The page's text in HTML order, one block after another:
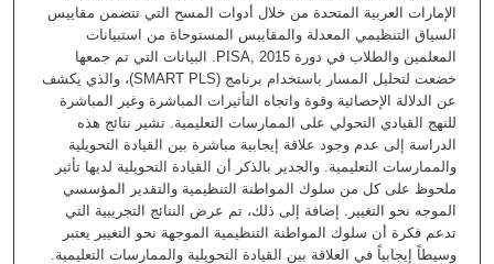
الإمارات العربية المتحدة من خلال أدوات المسح التي تتضمن مقاييس
السياق التنظيمي المعدلة والمقاييس المستوحاة من استبيانات
المعلمين والطلاب في دورة PISA, 2015. البيانات التي تم جمعها
خضعت لتحليل المسار باستخدام برنامج (SMART PLS)، والذي يكشف
عن الدلالة الإحصائية وقوة واتجاه التأثيرات المباشرة وغير المباشرة
للنهج القيادي التحولي على الممارسات التعليمية. تشير نتائج هذه
الدراسة إلى عدم وجود علاقة إيجابية مباشرة بين القيادة التحويلية
والممارسات التعليمية. والجدير بالذكر أن القيادة التحويلية لديها تأثير
ملحوظ على كل من سلوك المواطنة التنظيمية والتقدير المؤسسي
الموجه نحو التغيير. إضافة إلى ذلك، تم عرض النتائج التجريبية التي
تدعم فكرة أن سلوك المواطنة التنظيمية الموجهة نحو التغيير يعتبر
وسيطاً إيجابياً في العلاقة بين القيادة التحويلية والممارسات التعليمية.